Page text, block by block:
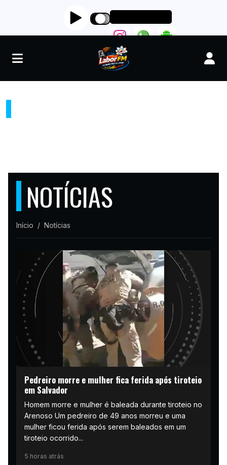
NOTÍCIAS
Início Notícias
Pedreiro morre e mulher fica ferida após tiroteio
em Salvador
Homem morre e mulher é baleada durante tiroteio no
Arenoso Um pedreiro de 49 anos morreu e uma
mulher ficou ferida após serem baleados em um
tiroteio ocorrido...
5 horas atrás